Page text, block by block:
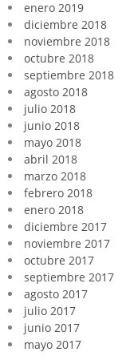
enero 2019
diciembre 2018
noviembre 2018
octubre 2018
septiembre 2018
agosto 2018
julio 2018
junio 2018
mayo 2018
abril 2018
marzo 2018
febrero 2018
enero 2018
diciembre 2017
noviembre 2017
octubre 2017
septiembre 2017
agosto 2017
julio 2017
junio 2017
mayo 2017